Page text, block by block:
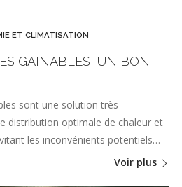
ET CLIMATISATION
GAINABLES, UN BON
sont une solution très
distribution optimale de chaleur et
les inconvénients potentiels…
Voir plus